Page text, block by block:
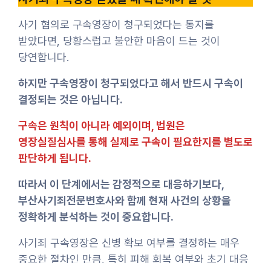
사기 혐의로 구속영장이 청구되었다는 통지를
받았다면, 당황스럽고 불안한 마음이 드는 것이
당연합니다.
하지만 구속영장이 청구되었다고 해서 반드시 구속이
결정되는 것은 아닙니다.
구속은 원칙이 아니라 예외이며, 법원은
영장실질심사를 통해 실제로 구속이 필요한지를 별도로
판단하게 됩니다.
따라서 이 단계에서는 감정적으로 대응하기보다,
부산사기죄전문변호사와 함께 현재 사건의 상황을
정확하게 분석하는 것이 중요합니다.
사기죄 구속영장은 신병 확보 여부를 결정하는 매우
중요한 절차인 만큼, 특히 피해 회복 여부와 초기 대응